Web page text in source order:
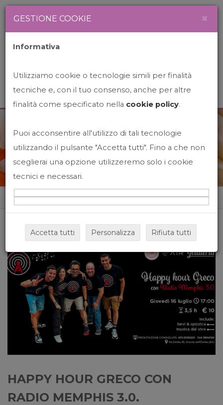
News&Events
Home News&events
HAPPY HOUR GRECO CON
RADIO MEMPHIS 3.0.
GESTIONE COOKIE ×
Informativa
Utilizziamo cookie o tecnologie simili per finalità
tecniche e, con il tuo consenso, anche per altre
finalità come specificato nella cookie policy.
Puoi acconsentire all'utilizzo di tali tecnologie
utilizzando il pulsante "Accetta tutti". Fino a che non
sceglierai una opzione utilizzeremo solo i cookie
tecnici e necessari.
Accetta tutti Personalizza Rifiuta tutti